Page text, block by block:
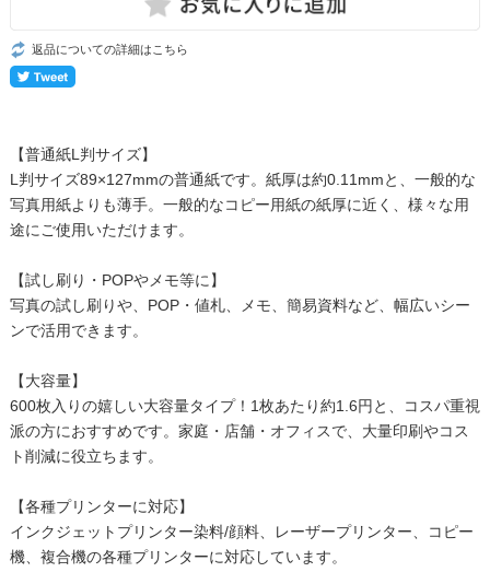
返品についての詳細はこちら
【普通紙L判サイズ】
L判サイズ89×127mmの普通紙です。紙厚は約0.11mmと、一般的な
写真用紙よりも薄手。一般的なコピー用紙の紙厚に近く、様々な用
途にご使用いただけます。
【試し刷り・POPやメモ等に】
写真の試し刷りや、POP・値札、メモ、簡易資料など、幅広いシー
ンで活用できます。
【大容量】
600枚入りの嬉しい大容量タイプ！1枚あたり約1.6円と、コスパ重視
派の方におすすめです。家庭・店舗・オフィスで、大量印刷やコス
ト削減に役立ちます。
【各種プリンターに対応】
インクジェットプリンター染料/顔料、レーザープリンター、コピー
機、複合機の各種プリンターに対応しています。